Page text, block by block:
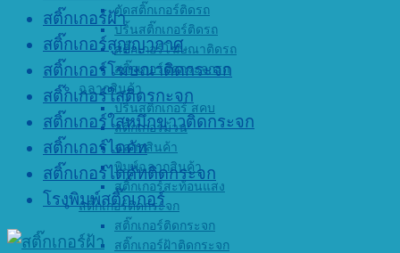
ตัดสติ๊กเกอร์ติดรถ
ปริ้นสติ๊กเกอร์ติดรถ
สติ๊กเกอร์โฆษณาติดรถ
สติ๊กเกอร์ติดกระจกรถ
ฉลากสินค้า
ปริ้นสติกเกอร์ สคบ
สติ๊กเกอร์ม้วน
ฉลากสินค้า
พิมพ์ฉลากสินค้า
สติ๊กเกอร์สะท้อนแสง
สติ๊กเกอร์ติดกระจก
สติ๊กเกอร์ติดกระจก
สติ๊กเกอร์ฝ้าติดกระจก
สติ๊กเกอร์ฝ้า
สติ๊กเกอร์สูญญากาศ
สติ๊กเกอร์โฆษณาติดกระจก
สติ๊กเกอร์ใสติดรกะจก
สติ๊กเกอร์ใสหมึกขาวติดกระจก
สติ๊กเกอร์ไดคัท
สติ๊กเกอร์ไดคัทติดกระจก
โรงพิมพ์สติ๊กเกอร์